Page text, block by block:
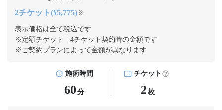
2チケット(¥5,775) ※
表示価格は全て税込です
※定額チケット 4チケット契約時の金額です
※ご契約プランによって金額が異なります
施術時間
60 分
チケット
2 枚